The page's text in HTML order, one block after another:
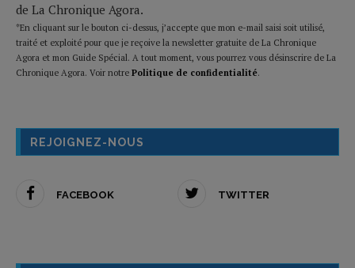
de La Chronique Agora.
*En cliquant sur le bouton ci-dessus, j’accepte que mon e-mail saisi soit utilisé,
traité et exploité pour que je reçoive la newsletter gratuite de La Chronique
Agora et mon Guide Spécial. A tout moment, vous pourrez vous désinscrire de La
Chronique Agora. Voir notre Politique de confidentialité.
REJOIGNEZ-NOUS
FACEBOOK TWITTER